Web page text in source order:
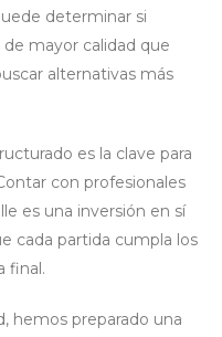
determinar si
mayor calidad que
alternativas más
es la clave para
con profesionales
es una inversión en sí
cada partida cumpla los
final.
hemos preparado una